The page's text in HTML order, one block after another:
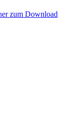
zum Download